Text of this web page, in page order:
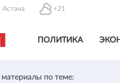
Астана +21
ПОЛИТИКА
материалы по теме: